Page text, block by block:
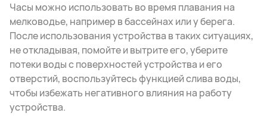
Часы можно использовать во время плавания на
мелководье, например в бассейнах или у берега.
После использования устройства в таких ситуациях,
не откладывая, помойте и вытрите его, уберите
потеки воды с поверхностей устройства и его
отверстий, воспользуйтесь функцией слива воды,
чтобы избежать негативного влияния на работу
устройства.